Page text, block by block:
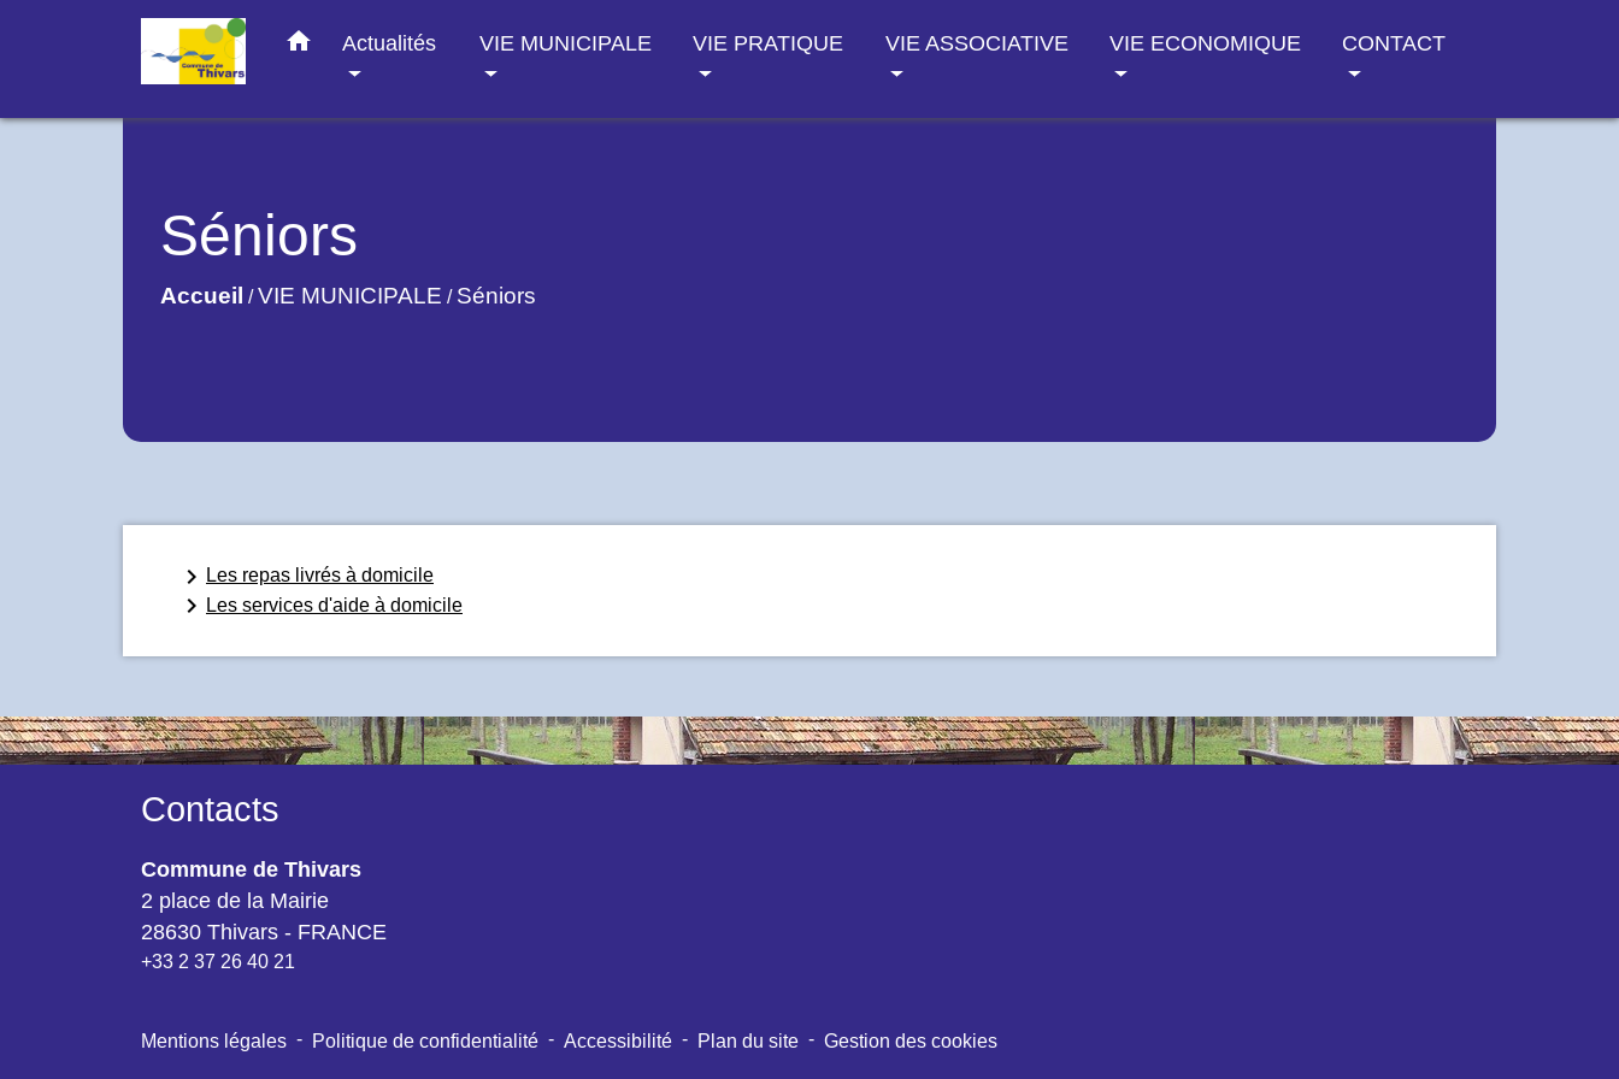
home Actualités VIE MUNICIPALE VIE PRATIQUE VIE ASSOCIATIVE VIE ECONOMIQUE CONTACT
Séniors
Accueil /VIE MUNICIPALE / Séniors
keyboard_arrow_right Les repas livrés à domicile
keyboard_arrow_right Les services d'aide à domicile
Contacts
Commune de Thivars
2 place de la Mairie
28630 Thivars - FRANCE
+33 2 37 26 40 21
Mentions légales - Politique de confidentialité - Accessibilité - Plan du site - Gestion des cookies